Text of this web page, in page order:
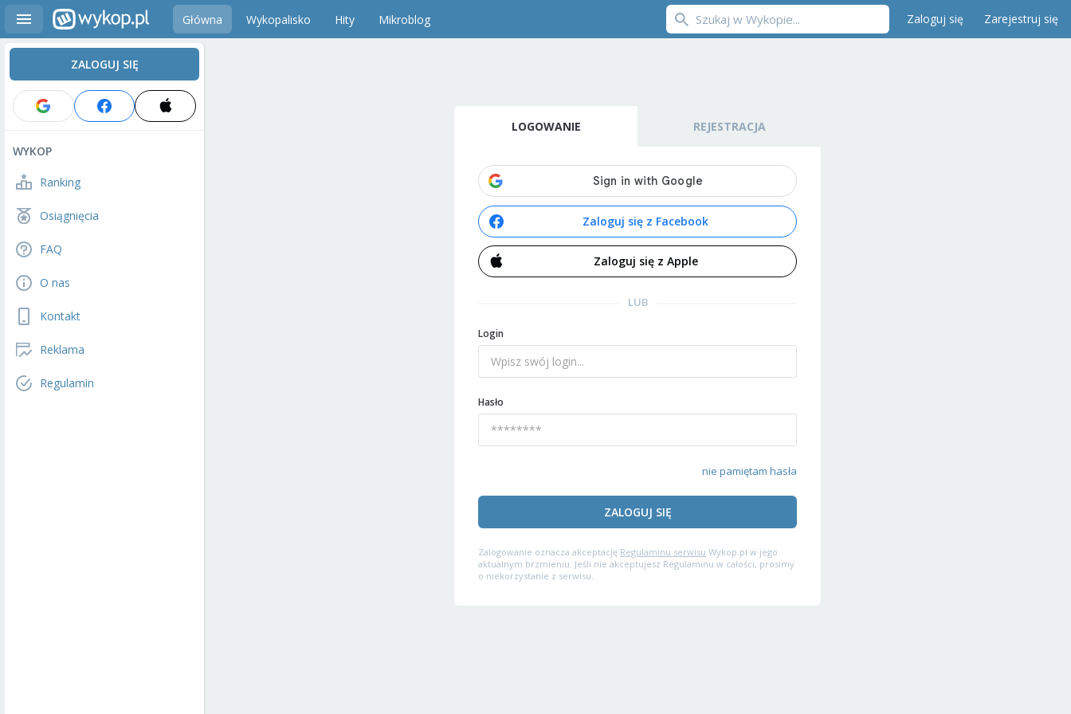
Główna Wykopalisko Hity Mikroblog Zaloguj się Zarejestruj się
ZALOGUJ SIĘ
WYKOP
Ranking
Osiągnięcia
FAQ
O nas
Kontakt
Reklama
Regulamin
LOGOWANIE REJESTRACJA
Zaloguj się z Facebook
Zaloguj się z Apple
LUB
Login
Hasło
nie pamiętam hasła
ZALOGUJ SIĘ
Zalogowanie oznacza akceptację Regulaminu serwisu Wykop.pl w jego
aktualnym brzmieniu. Jeśli nie akceptujesz Regulaminu w całości, prosimy
o niekorzystanie z serwisu.